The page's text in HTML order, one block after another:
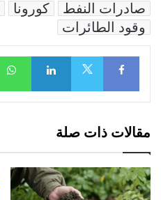
صادرات النفط
كورونا
وقود الطائرات
Facebook
مقالات ذات صلة